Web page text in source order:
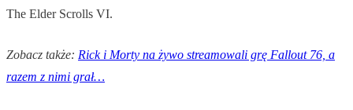
The Elder Scrolls VI.
Zobacz także: Rick i Morty na żywo streamowali grę Fallout 76, a
razem z nimi grał…